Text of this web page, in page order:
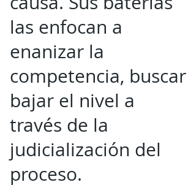
las enfocan a
enanizar la
competencia, buscar
bajar el nivel a
través de la
judicialización del
proceso.